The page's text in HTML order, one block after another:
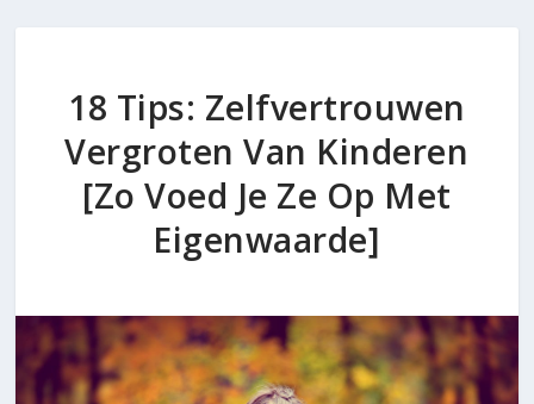
18 Tips: Zelfvertrouwen
Vergroten Van Kinderen
[Zo Voed Je Ze Op Met
Eigenwaarde]